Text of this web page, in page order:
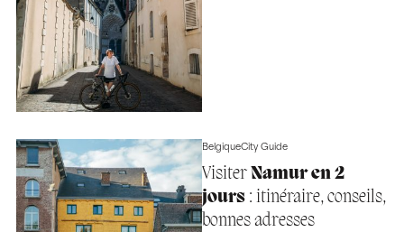
BelgiqueCity Guide
VisiterNamur en 2
jours: itinéraire, conseils,
bonnes adresses